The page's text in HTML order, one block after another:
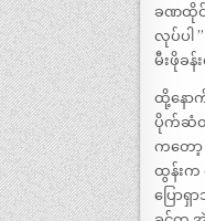
ခဏထိုင်
လုပ်ပါ
မီးဖိုခ
ထို့နော
ပိုက်ဆံထ
ကတော့
ထွန်းက
ပြော